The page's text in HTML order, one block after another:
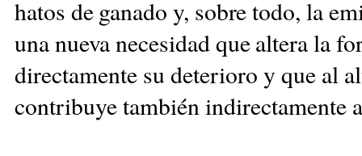
hatos de ganado y, sobretodo, la
una nueva necesidad quealtera la
directamente su deterioro y que al
contribuye también indirectamente